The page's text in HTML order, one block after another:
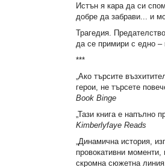
Истън я кара да си
добре да забрави... и
Трагедия.
да се примири с едно –
***
„Ако търсите
герои, не търсете
Book Binge
„Тази книга е напълно
Kimberlyfaye Reads
„Динамична история,
провокативни
скромна сюжетна